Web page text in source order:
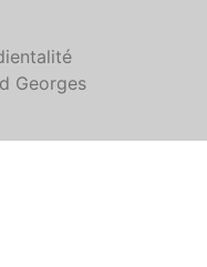
Georges